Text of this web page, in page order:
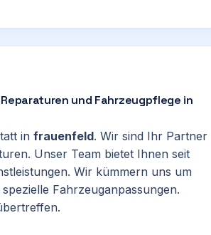
und Fahrzeugpflege in
in frauenfeld. Wir sind Ihr Partner
Unser Team bietet Ihnen seit
Wir kümmern uns um
Fahrzeuganpassungen.